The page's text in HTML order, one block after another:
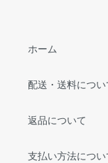
ホーム
配送・送料につい
返品について
支払い方法につい